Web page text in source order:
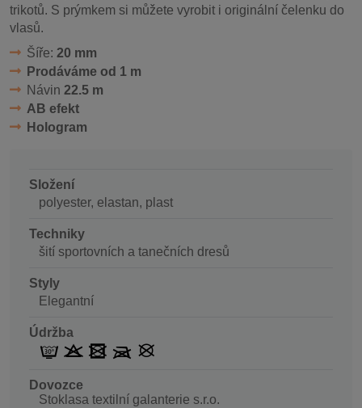
trikotů. S prýmkem si můžete vyrobit i originální čelenku do
vlasů.
Šíře: 20 mm
Prodáváme od 1 m
Návin 22.5 m
AB efekt
Hologram
Složení
polyester, elastan, plast
Techniky
šití sportovních a tanečních dresů
Styly
Elegantní
Údržba
Dovozce
Stoklasa textilní galanterie s.r.o.